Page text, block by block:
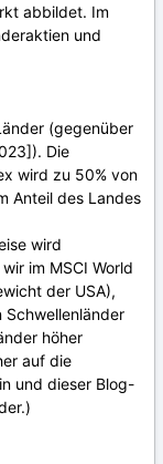
abbildet. Im
und
(gegenüber
Die
wird zu 50% von
Anteil des Landes
wird
im MSCI World
der USA),
höher
auf die
und dieser Blog-